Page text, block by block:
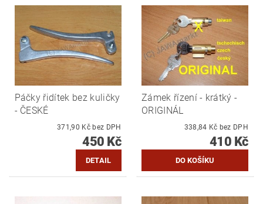
Páčky řidítek bez kuličky
- ČESKÉ
371,90 Kč bez DPH
450 Kč
DETAIL
Zámek řízení - krátký -
ORIGINÁL
338,84 Kč bez DPH
410 Kč